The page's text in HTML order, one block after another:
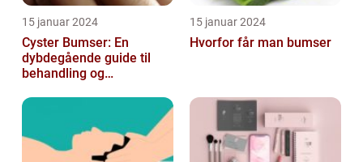
15 januar 2024
Cyster Bumser: En
dybdegående guide til
behandling og
15 januar 2024
Hvorfor får man bumser